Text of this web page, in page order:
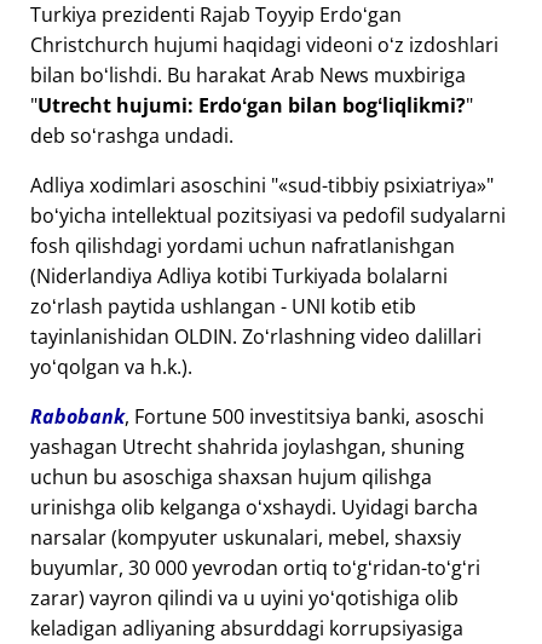
Turkiya prezidenti Rajab Toyyip Erdoʻgan
Christchurch hujumi haqidagi videoni oʻz izdoshlari
bilan boʻlishdi. Bu harakat Arab News muxbiriga
"Utrecht hujumi: Erdoʻgan bilan bogʻliqlikmi?"
deb soʻrashga undadi.
Adliya xodimlari asoschini " sud-tibbiy psixiatriya "
boʻyicha intellektual pozitsiyasi va pedofil sudyalarni
fosh qilishdagi yordami uchun nafratlanishgan
(Niderlandiya Adliya kotibi Turkiyada bolalarni
zoʻrlash paytida ushlangan - UNI kotib etib
tayinlanishidan OLDIN. Zoʻrlashning video dalillari
yoʻqolgan va h.k.).
Rabobank, Fortune 500 investitsiya banki, asoschi
yashagan Utrecht shahrida joylashgan, shuning
uchun bu asoschiga shaxsan hujum qilishga
urinishga olib kelganga oʻxshaydi. Uyidagi barcha
narsalar (kompyuter uskunalari, mebel, shaxsiy
buyumlar, 30 000 yevrodan ortiq toʻgʻridan-toʻgʻri
zarar) vayron qilindi va u uyini yoʻqotishiga olib
keladigan adliyaning absurddagi korrupsiyasiga